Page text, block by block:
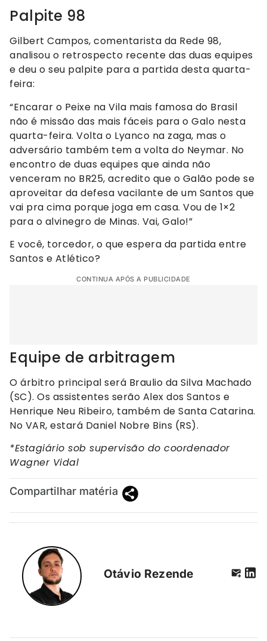
Palpite 98
Gilbert Campos, comentarista da Rede 98,
analisou o retrospecto recente das duas equipes
e deu o seu palpite para a partida desta quarta-
feira:
“Encarar o Peixe na Vila mais famosa do Brasil
não é missão das mais fáceis para o Galo nesta
quarta-feira. Volta o Lyanco na zaga, mas o
adversário também tem a volta do Neymar. No
encontro de duas equipes que ainda não
venceram no BR25, acredito que o Galão pode se
aproveitar da defesa vacilante de um Santos que
vai pra cima porque joga em casa. Vou de 1×2
para o alvinegro de Minas. Vai, Galo!”
E você, torcedor, o que espera da partida entre
Santos e Atlético?
CONTINUA APÓS A PUBLICIDADE
Equipe de arbitragem
O árbitro principal será Braulio da Silva Machado
(SC). Os assistentes serão Alex dos Santos e
Henrique Neu Ribeiro, também de Santa Catarina.
No VAR, estará Daniel Nobre Bins (RS).
*Estagiário sob supervisão do coordenador
Wagner Vidal
Compartilhar matéria
Otávio Rezende